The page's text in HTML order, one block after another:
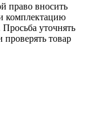
право вносить
комплектацию
Просьба уточнять
товар